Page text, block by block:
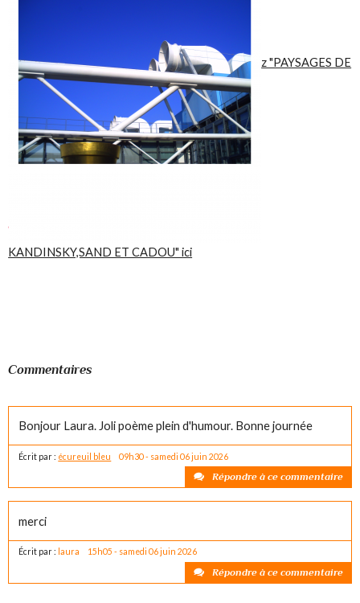
z "PAYSAGES DE
KANDINSKY,SAND ET CADOU" ici
Commentaires
Bonjour Laura. Joli poème plein d'humour. Bonne journée
Écrit par : écureuil bleu 09h30- samedi 06 juin 2026
Répondre à ce commentaire
merci
Écrit par : laura 15h05 - samedi 06 juin 2026
Répondre à ce commentaire